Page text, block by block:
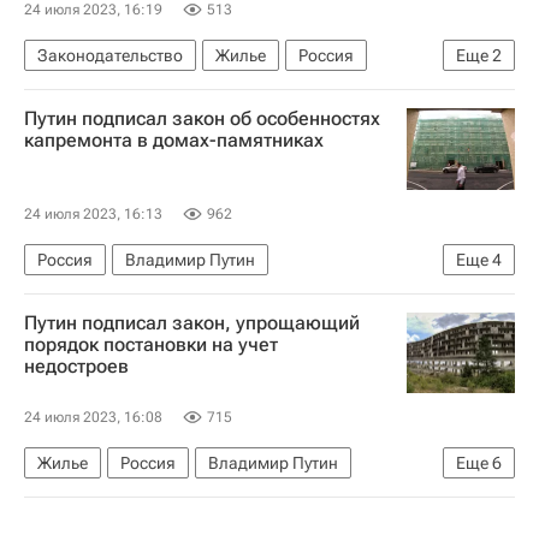
24 июля 2023, 16:19 513
Еще2
Законодательство Жилье
Россия
Владимир Путин
Алексей Моисеев
Путин подписал закон об особенностях
капремонта в домах-памятниках
24 июля 2023, 16:13 962
Еще4
Россия
Владимир Путин
Законодательство
Архитектура
Памятники
Капремонт
Путин подписал закон, упрощающий
порядок постановки на учет
недостроев
24 июля 2023, 16:08 715
Еще6
Жилье Россия
Владимир Путин
Олег Скуфинский